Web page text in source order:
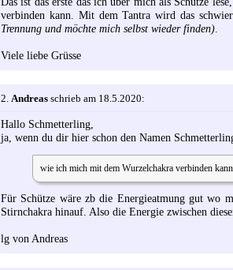
verbinden kann. Mit dem Tantra wird das
Trennung und möchte mich selbst wieder finden)
Viele liebe Grüsse
2. Andreas schrieb am 18.5.2020:
Hallo Schmetterling,
ja, wenn du dir hier schon den Namen
wie ich mich mit dem Wurzelchakra verbinden kann
Für Schütze wäre zb die Energieatmung gut wo
Stirnchakra hinauf. Also die Energie zwischen
lg von Andreas